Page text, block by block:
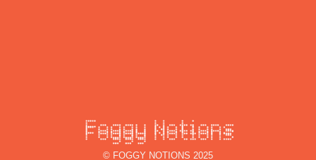
© FOGGY NOTIONS 2025